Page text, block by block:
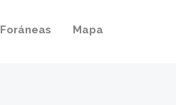
Foráneas Mapa